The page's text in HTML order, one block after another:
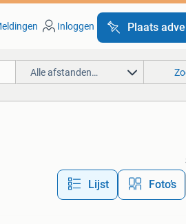
Inloggen Plaats
Alle afstanden…
Lijst Foto’s